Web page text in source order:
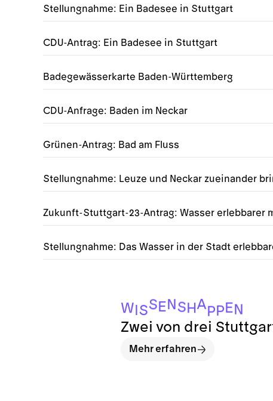
Stellungnahme: Ein Badesee in Stuttgart
CDU-Antrag: Ein Badesee in Stuttgart
Badegewässerkarte Baden-Württemberg
CDU-Anfrage: Baden im Neckar
Grünen-Antrag: Bad am Fluss
Stellungnahme: Leuze und Neckar zueinander
Zukunft-Stuttgart-23-Antrag: Wasser erlebbarer
Stellungnahme: Das Wasser in der Stadt
WISS ENSHAPP EN
Zwei von drei
Mehr erfahren